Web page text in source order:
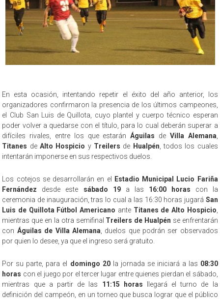
En esta ocasión, intentando repetir el éxito del año anterior, los
organizadores confirmaron la presencia de los últimos campeones,
el Club San Luis de Quillota, cuyo plantel y cuerpo técnico esperan
poder volver a quedarse con el título, para lo cual deberán superar a
difíciles rivales, entre los que estaránÁguilas de Villa Alemana
Titanes deAlto Hospicio y Treilers de Hualpén , todos los cuales
intentarán imponerse en sus respectivos duelos.
Los cotejos se desarrollarán en el
Estadio Municipal Lucio Fariña
Fernández desde este sábado 19a las 16:00 horas con la
ceremonia de inauguración, tras lo cual a las 16:30 horas jugará San
Luis de Quillota Fútbol Americano ante Titanes de Alto Hospicio
mientras que en la otra semifinal Treilers de Hualpén se enfrentarán
con Águilas de Villa Alemana , duelos que podrán ser observados
por quien lo desee, ya que el ingreso será gratuito.
Por su parte, para el domingo 20la jornada se iniciará a las 08:30
horas con el juego por el tercer lugar entre quienes pierdan el sábado,
mientras que a partir de las 11:15 horas llegará el turno de la
definición del campeón, en un torneo que busca lograr que el público